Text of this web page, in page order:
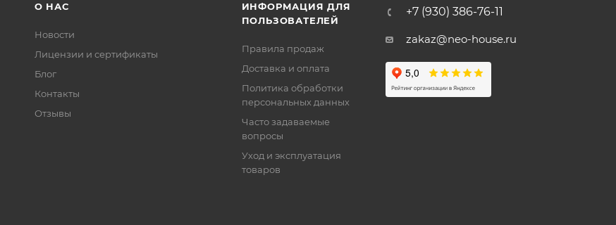
О НАС
Новости
Лицензии и сертификаты
Блог
Контакты
Отзывы
ИНФОРМАЦИЯ ДЛЯ
ПОЛЬЗОВАТЕЛЕЙ
Правила продаж
Доставка и оплата
Политика обработки
персональных данных
Часто задаваемые
вопросы
Уход и эксплуатация
товаров
+7 (930) 386-76-11
zakaz@neo-house.ru